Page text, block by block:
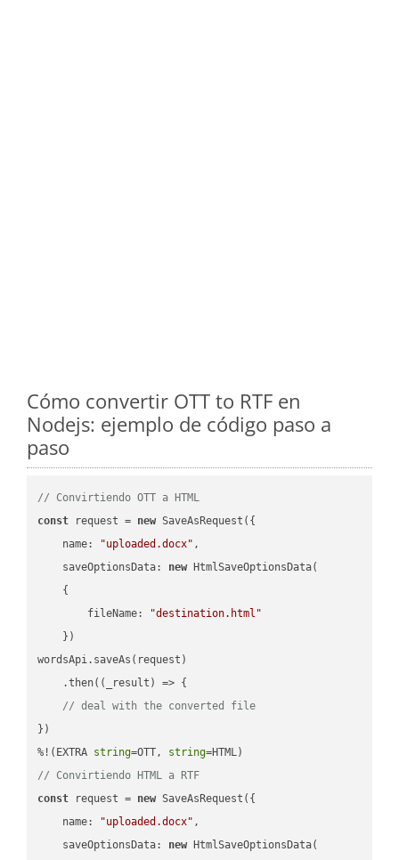
Cómo convertir OTT to RTF en
Nodejs: ejemplo de código paso a
paso
// Convirtiendo OTT a HTML
const request = new SaveAsRequest({
name: "uploaded.docx" ,
saveOptionsData: new HtmlSaveOptionsData(
    {
fileName:
"destination.html"
    })
wordsApi.saveAs(request)
    .then(
( _result ) => {
// deal with the converted file
})
%!(EXTRA string=OTT, string
// Convirtiendo HTML a RTF
const request = new SaveAsRequest({
name: "uploaded.docx" ,
saveOptionsData: new HtmlSaveOptionsData(